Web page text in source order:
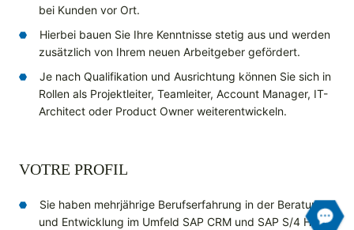
bei Kunden vor Ort.
Hierbei bauen Sie Ihre Kenntnisse stetig aus und werden
zusätzlich von Ihrem neuen Arbeitgeber gefördert.
Je nach Qualifikation und Ausrichtung können Sie sich in
Rollen als Projektleiter, Teamleiter, Account Manager, IT-
Architect oder Product Owner weiterentwickeln.
VOTRE PROFIL
Sie haben mehrjährige Berufserfahrung in der Beratung
und Entwicklung im Umfeld SAP CRM und SAP S/4 HANA